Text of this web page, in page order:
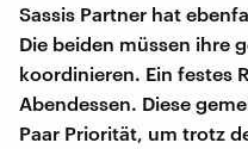
Sassis Partner hat
Die beiden müssen ihre
koordinieren. Ein festes
Abendessen. Diese
Paar Priorität, um trotz